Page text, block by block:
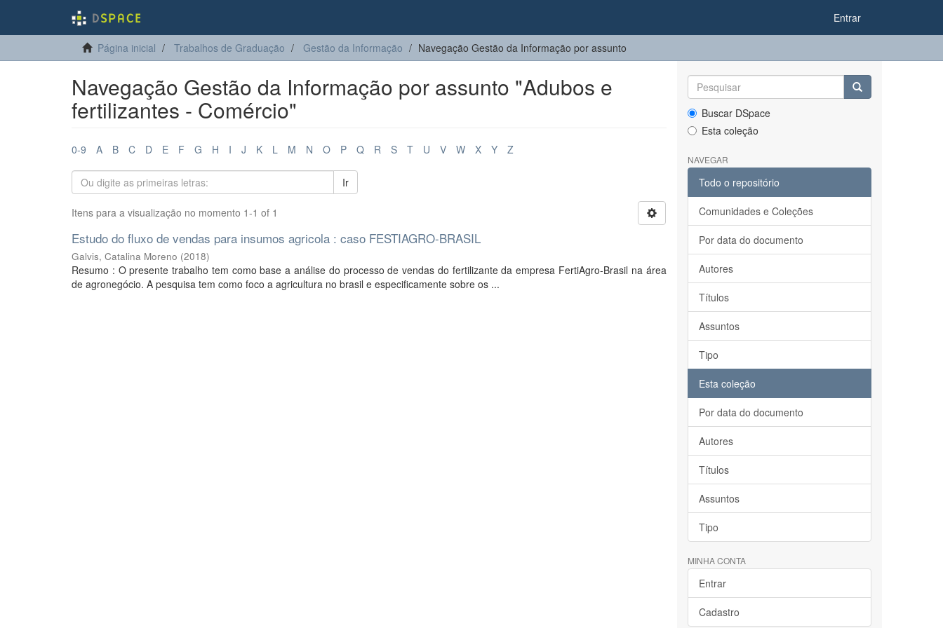
Entrar
Página inicial Trabalhos de Graduação Gestão da Informação Navegação Gestão da Informação por assunto
Navegação Gestão da Informação por assunto "Adubos e
fertilizantes - Comércio"
0-9 A B C D E F G H I J K L M N O P Q R S T U V W X Y Z
Ir
Itens para a visualização no momento 1-1 of 1
Estudo do fluxo de vendas para insumos agricola : caso FESTIAGRO-BRASIL
Galvis, Catalina Moreno (2018)
Resumo : O presente trabalho tem como base a análise do processo de vendas do fertilizante da empresa FertiAgro-Brasil na área
de agronegócio. A pesquisa tem como foco a agricultura no brasil e especificamente sobre os ...
Buscar DSpace
Esta coleção
NAVEGAR
Todo o repositório
Comunidades e Coleções
Por data do documento
Autores
Títulos
Assuntos
Tipo
Esta coleção
Por data do documento
Autores
Títulos
Assuntos
Tipo
MINHA CONTA
Entrar
Cadastro